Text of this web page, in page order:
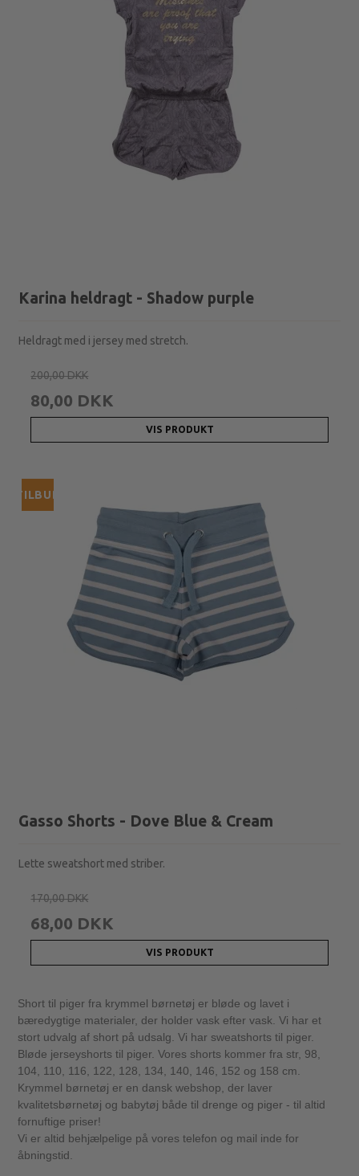
Karina heldragt - Shadow purple
Heldragt med i jersey med stretch.
200,00 DKK
80,00 DKK
VIS PRODUKT
TILBUD
Gasso Shorts - Dove Blue & Cream
Lette sweatshort med striber.
170,00 DKK
68,00 DKK
VIS PRODUKT
Short til piger fra krymmel børnetøj er bløde og lavet i
bæredygtige materialer, der holder vask efter vask. Vi har et
stort udvalg af short på udsalg. Vi har sweatshorts til piger.
Bløde jerseyshorts til piger. Vores shorts kommer fra str, 98,
104, 110, 116, 122, 128, 134, 140, 146, 152 og 158 cm.
Krymmel børnetøj er en dansk webshop, der laver
kvalitetsbørnetøj og babytøj både til drenge og piger - til altid
fornuftige priser!
Vi er altid behjælpelige på vores telefon og mail inde for
åbningstid.